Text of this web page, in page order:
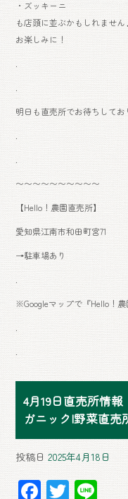
・ズッキーニ
も店頭に並ぶかもしれませ
お楽しみに！
明日も直売所でお待ちして
.
〜〜〜〜〜〜〜〜〜〜
【Hello！農園直売所】
愛知県江南市和田町宮71
→駐車場あり
※Googleマップで『Hello！
4月19日直売所情
ガニック|野菜直売
投稿日 2025年4月18日
F T